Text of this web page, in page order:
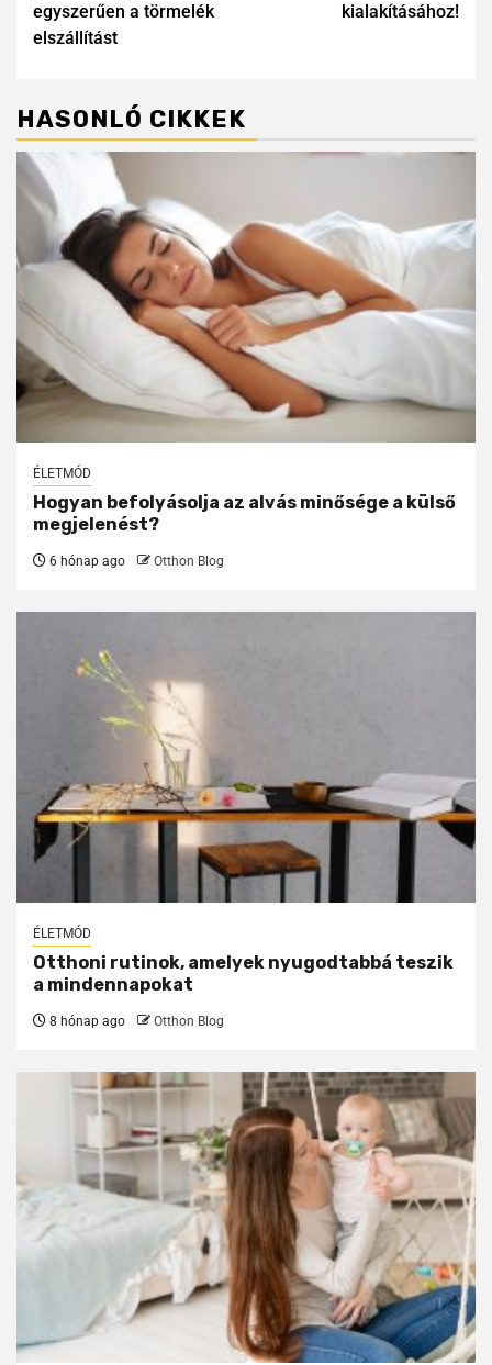
egyszerűen a törmelék
elszállítást
kialakításához!
HASONLÓ CIKKEK
ÉLETMÓD
Hogyan befolyásolja az alvás minősége a külső
megjelenést?
6 hónap ago Otthon Blog
ÉLETMÓD
Otthoni rutinok, amelyek nyugodtabbá teszik
a mindennapokat
8 hónap ago Otthon Blog